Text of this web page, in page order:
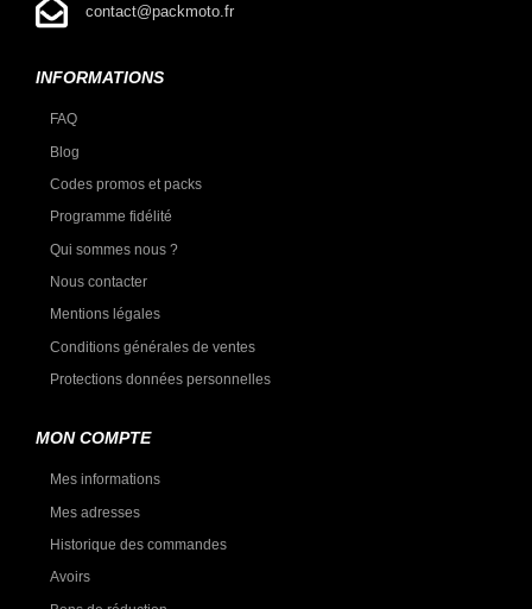
contact@packmoto.fr
INFORMATIONS
FAQ
Blog
Codes promos et packs
Programme fidélité
Qui sommes nous ?
Nous contacter
Mentions légales
Conditions générales de ventes
Protections données personnelles
MON COMPTE
Mes informations
Mes adresses
Historique des commandes
Avoirs